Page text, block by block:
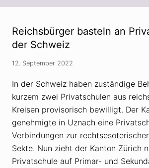
Reichsbürger basteln an
der Schweiz
12. September 2022
In der Schweiz haben zuständige
kurzem zwei Privatschulen aus
Kreisen provisorisch bewilligt. Der
genehmigte in Uznach eine
Verbindungen zur
Sekte. Nun zieht der Kanton Zürich
Privatschule auf Primar- und